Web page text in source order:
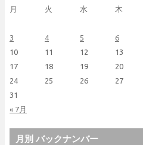
月
火 水 木
« 7月
3
4 5 6
10
11 12 13
17
18 19 20
24
25 26 27
31
月別 バックナンバー